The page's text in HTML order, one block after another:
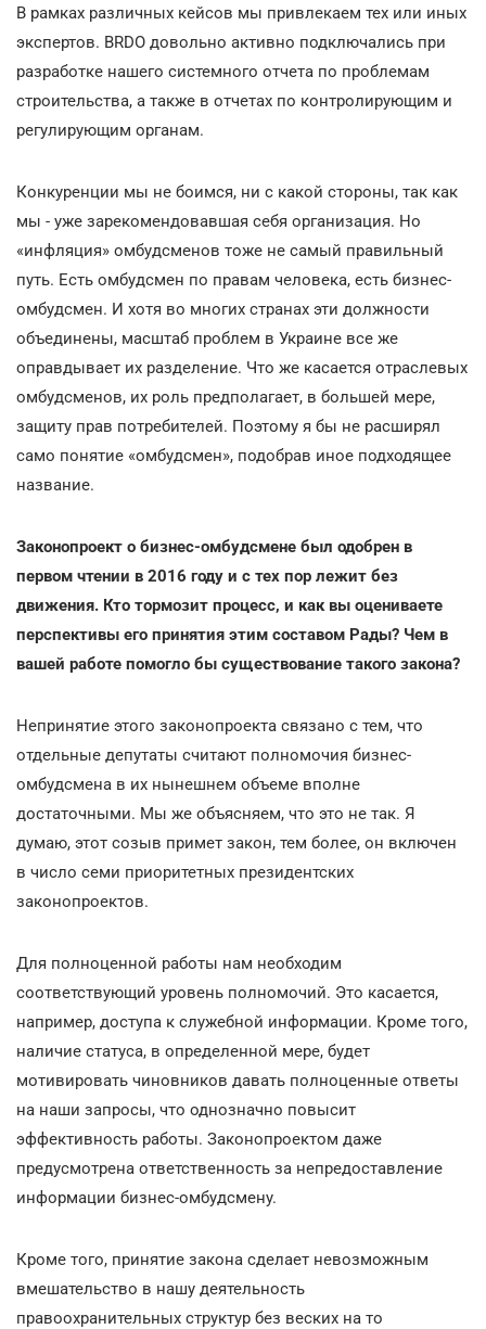
В рамках различных кейсов мы привлекаем тех или иных
экспертов. BRDO довольно активно подключались при
разработке нашего системного отчета по проблемам
строительства, а также в отчетах по контролирующим и
регулирующим органам.
Конкуренции мы не боимся, ни с какой стороны, так как
мы - уже зарекомендовавшая себя организация. Но
«инфляция» омбудсменов тоже не самый правильный
путь. Есть омбудсмен по правам человека, есть бизнес-
омбудсмен. И хотя во многих странах эти должности
объединены, масштаб проблем в Украине все же
оправдывает их разделение. Что же касается отраслевых
омбудсменов, их роль предполагает, в большей мере,
защиту прав потребителей. Поэтому я бы не расширял
само понятие «омбудсмен», подобрав иное подходящее
название.
Законопроект о бизнес-омбудсмене был одобрен в
первом чтении в 2016 году и с тех пор лежит без
движения. Кто тормозит процесс, и как вы оцениваете
перспективы его принятия этим составом Рады? Чем в
вашей работе помогло бы существование такого закона?
Непринятие этого законопроекта связано с тем, что
отдельные депутаты считают полномочия бизнес-
омбудсмена в их нынешнем объеме вполне
достаточными. Мы же объясняем, что это не так. Я
думаю, этот созыв примет закон, тем более, он включен
в число семи приоритетных президентских
законопроектов.
Для полноценной работы нам необходим
соответствующий уровень полномочий. Это касается,
например, доступа к служебной информации. Кроме того,
наличие статуса, в определенной мере, будет
мотивировать чиновников давать полноценные ответы
на наши запросы, что однозначно повысит
эффективность работы. Законопроектом даже
предусмотрена ответственность за непредоставление
информации бизнес-омбудсмену.
Кроме того, принятие закона сделает невозможным
вмешательство в нашу деятельность
правоохранительных структур без веских на то